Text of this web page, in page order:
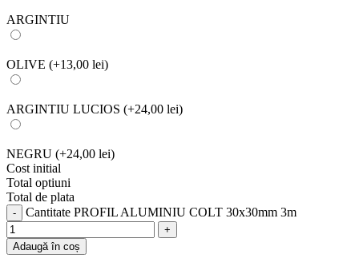
ARGINTIU
OLIVE (+13,00 lei)
ARGINTIU LUCIOS (+24,00 lei)
NEGRU (+24,00 lei)
Cost initial
Total optiuni
Total de plata
Cantitate PROFIL ALUMINIU COLT 30x30mm 3m
Adaugă în coș